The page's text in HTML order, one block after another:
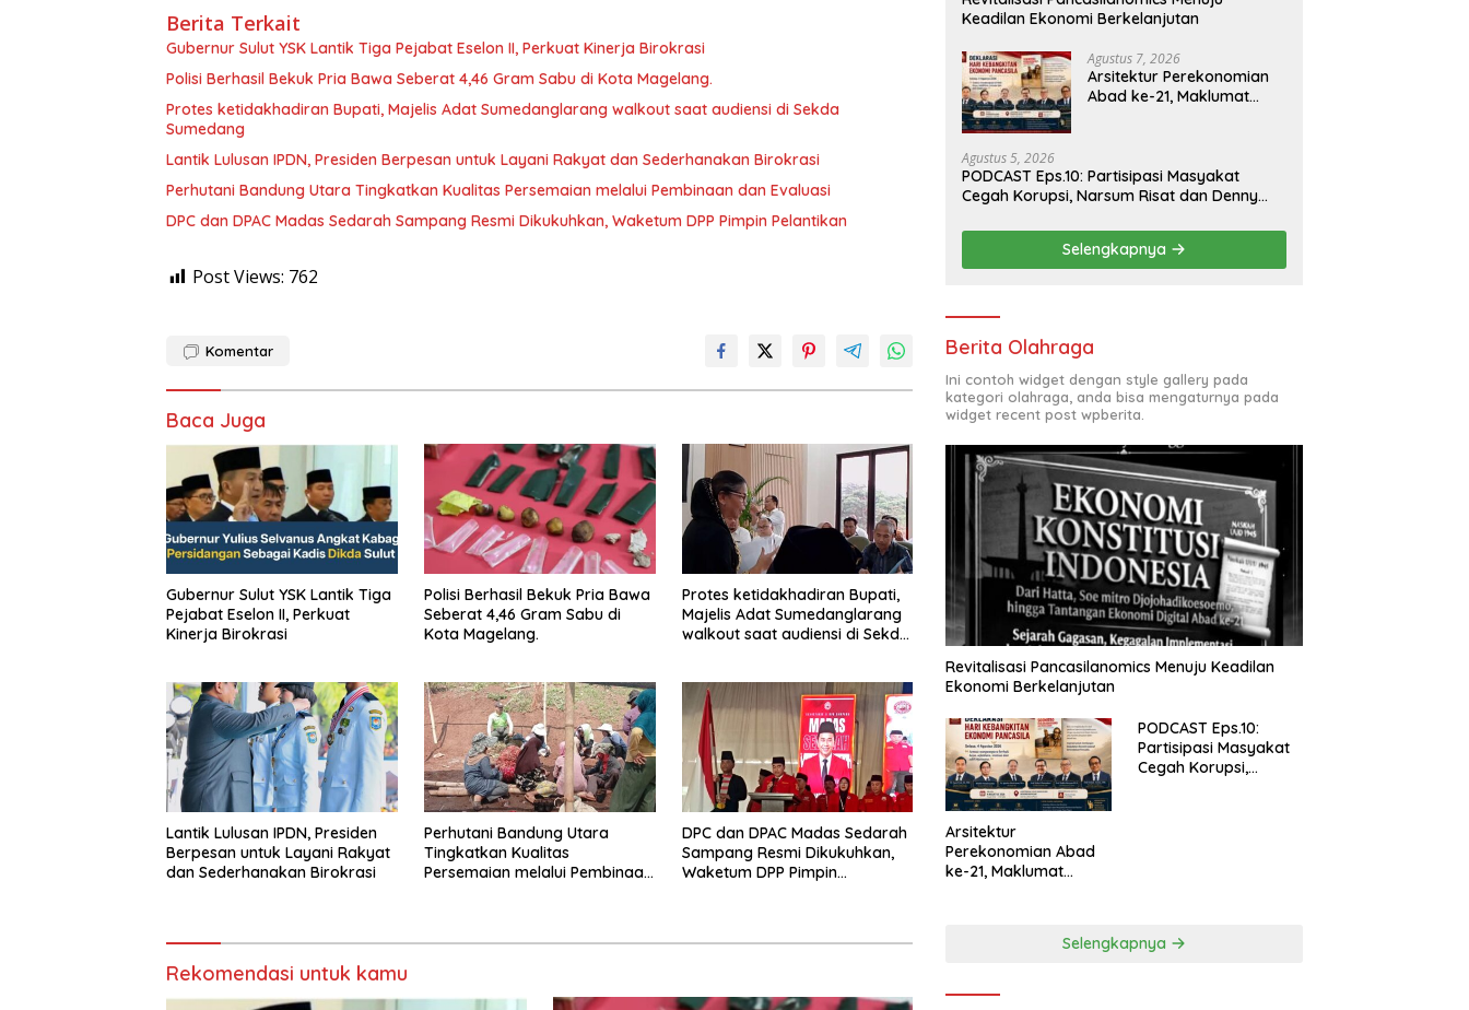
Berita Terkait
Gubernur Sulut YSK Lantik Tiga Pejabat Eselon II, Perkuat Kinerja Birokrasi
Polisi Berhasil Bekuk Pria Bawa Seberat 4,46 Gram Sabu di Kota Magelang.
Protes ketidakhadiran Bupati, Majelis Adat Sumedanglarang walkout saat audiensi di Sekda
Sumedang
Lantik Lulusan IPDN, Presiden Berpesan untuk Layani Rakyat dan Sederhanakan Birokrasi
Perhutani Bandung Utara Tingkatkan Kualitas Persemaian melalui Pembinaan dan Evaluasi
DPC dan DPAC Madas Sedarah Sampang Resmi Dikukuhkan, Waketum DPP Pimpin Pelantikan
Post Views: 762
Komentar
Baca Juga
Gubernur Sulut YSK Lantik Tiga
Pejabat Eselon II, Perkuat
Kinerja Birokrasi
Polisi Berhasil Bekuk Pria Bawa
Seberat 4,46 Gram Sabu di
Kota Magelang.
Protes ketidakhadiran Bupati,
Majelis Adat Sumedanglarang
walkout saat audiensi di Sekda
Lantik Lulusan IPDN, Presiden
Berpesan untuk Layani Rakyat
dan Sederhanakan Birokrasi
Perhutani Bandung Utara
Tingkatkan Kualitas
Persemaian melalui Pembinaan
DPC dan DPAC Madas Sedarah
Sampang Resmi Dikukuhkan,
Waketum DPP Pimpin
Rekomendasi untuk kamu
Keadilan Ekonomi Berkelanjutan
Agustus 7, 2026
Arsitektur Perekonomian
Abad ke-21, Maklumat
Agustus 5, 2026
PODCAST Eps.10: Partisipasi Masyakat
Cegah Korupsi, Narsum Risat dan Denny
Selengkapnya
Berita Olahraga
Ini contoh widget dengan style gallery pada
kategori olahraga, anda bisa mengaturnya pada
widget recent post wpberita.
Revitalisasi Pancasilanomics Menuju Keadilan
Ekonomi Berkelanjutan
Arsitektur
Perekonomian Abad
ke-21, Maklumat
PODCAST Eps.10:
Partisipasi Masyakat
Cegah Korupsi,
Selengkapnya